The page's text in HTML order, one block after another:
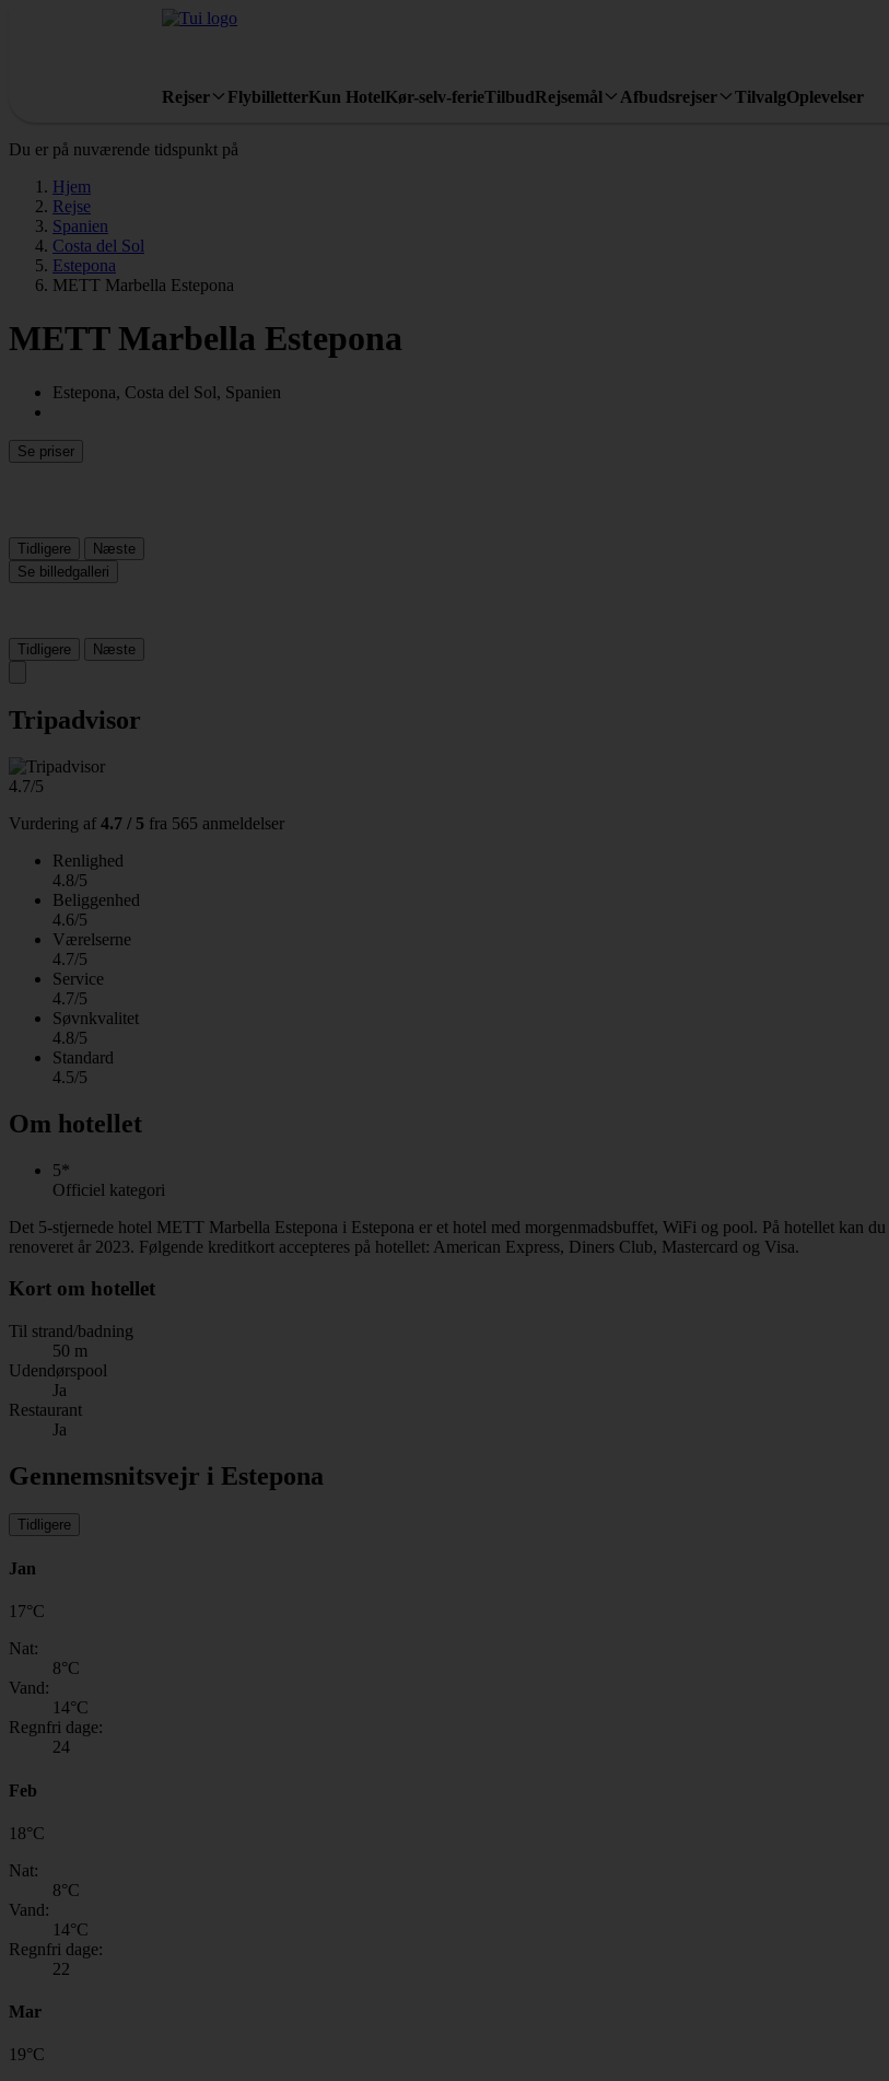
Rejser FlybilletterKun HotelKør-selv-ferieTilbudRejsemål Afbudsrejser TilvalgOplevelser
Du er på nuværende tidspunkt på
Hjem
Rejse
Spanien
Costa del Sol
Estepona
METT Marbella Estepona
METT Marbella Estepona
Estepona, Costa del Sol, Spanien
Se priser
Tidligere
Næste
Se billedgalleri
Tidligere Næste
Tripadvisor
4.7/5
Vurdering af 4.7 / 5 fra 565 anmeldelser
Renlighed
4.8/5
Beliggenhed
4.6/5
Værelserne
4.7/5
Service
4.7/5
Søvnkvalitet
4.8/5
Standard
4.5/5
Om hotellet
5*
Officiel kategori
Det 5-stjernede hotel METT Marbella Estepona i Estepona er et hotel med morgenmadsbuffet, WiFi og pool. På hotellet kan
renoveret år 2023. Følgende kreditkort accepteres på hotellet: American Express, Diners Club, Mastercard og Visa.
Kort om hotellet
Til strand/badning
50 m
Udendørspool
Ja
Restaurant
Ja
Gennemsnitsvejr i Estepona
Tidligere
Jan
17°C
Nat:
8°C
Vand:
14°C
Regnfri dage:
24
Feb
18°C
Nat:
8°C
Vand:
14°C
Regnfri dage:
22
Mar
19°C